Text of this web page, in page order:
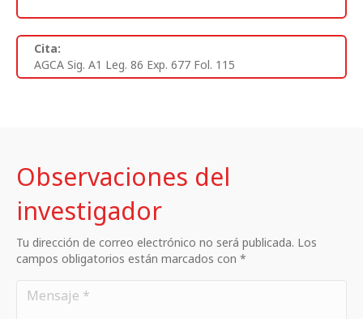
Cita:
AGCA Sig. A1 Leg. 86 Exp. 677 Fol. 115
Observaciones del
investigador
Tu dirección de correo electrónico no será publicada. Los
campos obligatorios están marcados con *